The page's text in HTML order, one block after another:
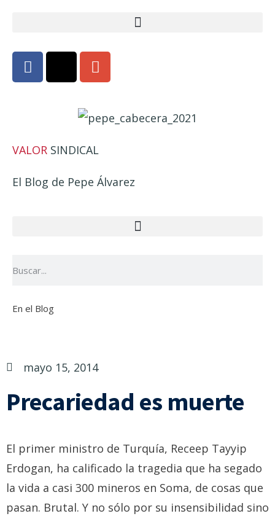
VALOR SINDICAL
El Blog de Pepe Álvarez
En el Blog
mayo 15, 2014
Precariedad es muerte
El primer ministro de Turquía, Receep Tayyip
Erdogan, ha calificado la tragedia que ha segado
la vida a casi 300 mineros en Soma, de cosas que
pasan. Brutal. Y no sólo por su insensibilidad sino